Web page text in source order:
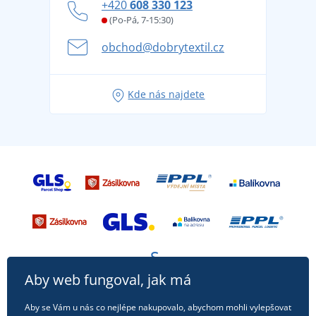
Věrnostní program BONTIS +
Letní dobrodružství začíná balením aneb připravte
se na dovolenou bez starostí
Tipy na svěží outfity pro pohodové léto
+420608 330 123
(Po-Pá, 7-15:30)
obchod@dobrytextil.cz
Kde nás najdete
Aby web fungoval, jak má
Aby se Vám u nás co nejlépe nakupovalo, abychom mohli vylepšovat